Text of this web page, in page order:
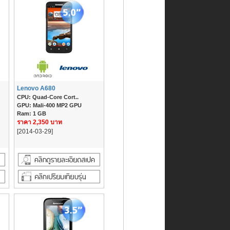
Lenovo A680
CPU: Quad-Core Cort..
GPU: Mali-400 MP2 GPU
Ram: 1 GB
ราคา 2,350 บาท
[2014-03-29]